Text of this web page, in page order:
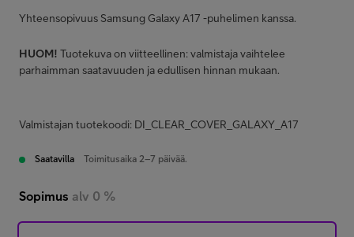
Yhteensopivuus Samsung Galaxy A17 -puhelimen kanssa.
HUOM! Tuotekuva on viitteellinen: valmistaja vaihtelee
parhaimman saatavuuden ja edullisen hinnan mukaan.
Valmistajan tuotekoodi: DI_CLEAR_COVER_GALAXY_A17
Saatavilla Toimitusaika 2–7 päivää.
Sopimus alv 0 %